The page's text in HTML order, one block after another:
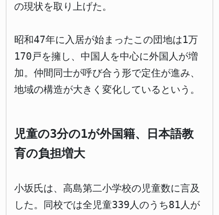
の現状を取り上げた。
昭和47年に入居が始まったこの団地は1万
170戸を擁し、中国人を中心に外国人が増
加。仲間同士が呼び合う形で定住が進み、
地域の構造が大きく変化しているという。
児童の3分の1が外国籍、日本語教
育の負担増大
小坂氏は、高島第二小学校の児童数に言及
した。同校では全児童339人のうち81人が